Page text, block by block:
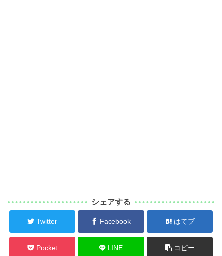
シェアする
Twitter Facebook はてブ
Pocket LINE コピー